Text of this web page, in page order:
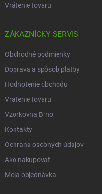
Vrátenie tovaru
ZÁKAZNÍCKY SERVIS
Obchodné podmienky
Doprava a spôsob platby
Hodnotenie obchodu
Vrátenie tovaru
Vzorkovna Brno
Kontakty
Ochrana osobných údajov
Ako nakupovať
Moja objednávka